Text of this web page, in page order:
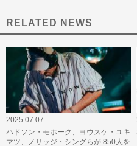
RELATED NEWS
2025.07.07
ハドソン・モホーク、ヨウスケ・ユキ
マツ、ノサッジ・シングらが 850人を